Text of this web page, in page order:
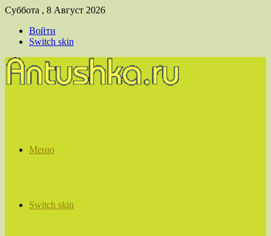
Суббота , 8 Август 2026
Войти
Switch skin
Меню
Switch skin